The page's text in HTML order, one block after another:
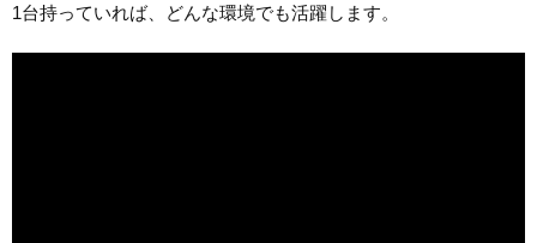
1台持っていれば、どんな環境でも活躍します。